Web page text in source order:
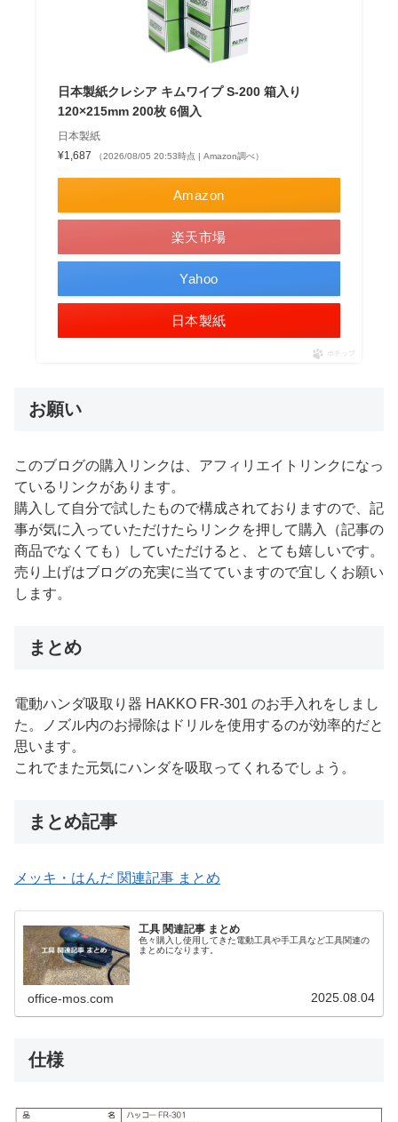
日本製紙クレシア キムワイプ S-200 箱入り
120×215mm 200枚 6個入
日本製紙
¥1,687
（2026/08/05 20:53時点 | Amazon調べ）
Amazon
楽天市場
Yahoo
日本製紙
ポチップ
お願い
このブログの購入リンクは、アフィリエイトリンクになっ
ているリンクがあります。
購入して自分で試したもので構成されておりますので、記
事が気に入っていただけたらリンクを押して購入（記事の
商品でなくても）していただけると、とても嬉しいです。
売り上げはブログの充実に当てていますので宜しくお願い
します。
まとめ
電動ハンダ吸取り器 HAKKO FR-301 のお手入れをしまし
た。ノズル内のお掃除はドリルを使用するのが効率的だと
思います。
これでまた元気にハンダを吸取ってくれるでしょう。
まとめ記事
メッキ・はんだ 関連記事 まとめ
工具 関連記事 まとめ
色々購入し使用してきた電動工具や手工具など工具関連の
まとめになります。
office-mos.com 2025.08.04
仕様